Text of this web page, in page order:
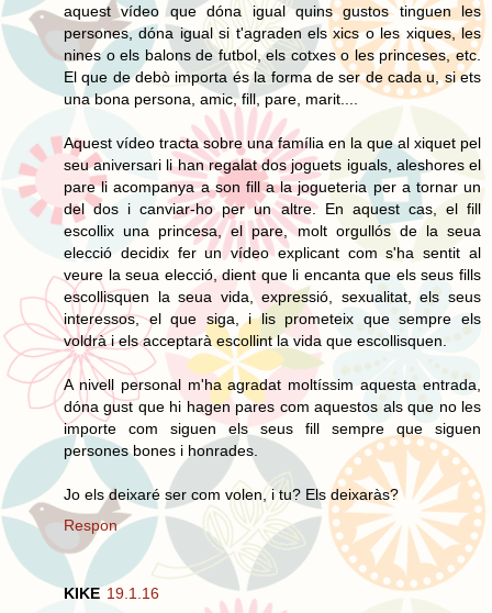
aquest vídeo que dóna igual quins gustos tinguen les
persones, dóna igual si t'agraden els xics o les xiques, les
nines o els balons de futbol, els cotxes o les princeses, etc.
El que de debò importa és la forma de ser de cada u, si ets
una bona persona, amic, fill, pare, marit....
Aquest vídeo tracta sobre una família en la que al xiquet pel
seu aniversari li han regalat dos joguets iguals, aleshores el
pare li acompanya a son fill a la jogueteria per a tornar un
del dos i canviar-ho per un altre. En aquest cas, el fill
escollix una princesa, el pare, molt orgullós de la seua
elecció decidix fer un vídeo explicant com s'ha sentit al
veure la seua elecció, dient que li encanta que els seus fills
escollisquen la seua vida, expressió, sexualitat, els seus
interessos, el que siga, i lis prometeix que sempre els
voldrà i els acceptarà escollint la vida que escollisquen.
A nivell personal m'ha agradat moltíssim aquesta entrada,
dóna gust que hi hagen pares com aquestos als que no les
importe com siguen els seus fill sempre que siguen
persones bones i honrades.
Jo els deixaré ser com volen, i tu? Els deixaràs?
Respon
KIKE 19.1.16